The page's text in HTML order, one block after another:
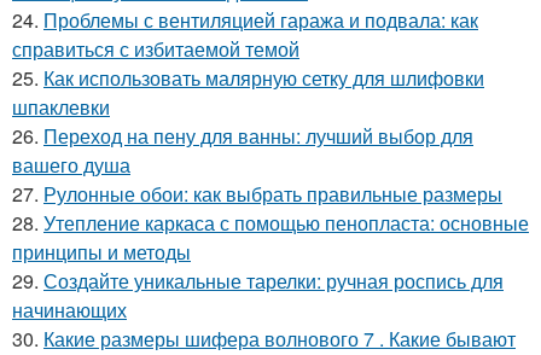
24. Проблемы с вентиляцией гаража и подвала: как
справиться с избитаемой темой
25. Как использовать малярную сетку для шлифовки
шпаклевки
26. Переход на пену для ванны: лучший выбор для
вашего душа
27. Рулонные обои: как выбрать правильные размеры
28. Утепление каркаса с помощью пенопласта: основные
принципы и методы
29. Создайте уникальные тарелки: ручная роспись для
начинающих
30. Какие размеры шифера волнового 7 . Какие бывают